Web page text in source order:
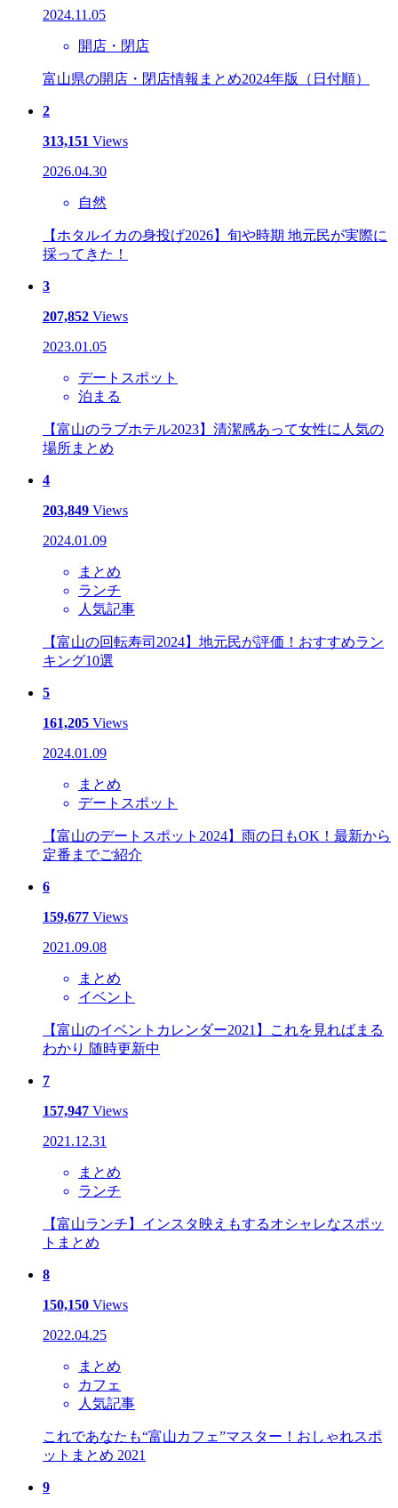
2024.11.05
開店・閉店
富山県の開店・閉店情報まとめ2024年版（日付順）
2
313,151 Views
2026.04.30
自然
【ホタルイカの身投げ2026】旬や時期 地元民が実際に
採ってきた！
3
207,852 Views
2023.01.05
デートスポット
泊まる
【富山のラブホテル2023】清潔感あって女性に人気の
場所まとめ
4
203,849 Views
2024.01.09
まとめ
ランチ
人気記事
【富山の回転寿司2024】地元民が評価！おすすめラン
キング10選
5
161,205 Views
2024.01.09
まとめ
デートスポット
【富山のデートスポット2024】雨の日もOK！最新から
定番までご紹介
6
159,677 Views
2021.09.08
まとめ
イベント
【富山のイベントカレンダー2021】これを見ればまる
わかり 随時更新中
7
157,947 Views
2021.12.31
まとめ
ランチ
【富山ランチ】インスタ映えもするオシャレなスポッ
トまとめ
8
150,150 Views
2022.04.25
まとめ
カフェ
人気記事
これであなたも“富山カフェ”マスター！おしゃれスポ
ットまとめ 2021
9